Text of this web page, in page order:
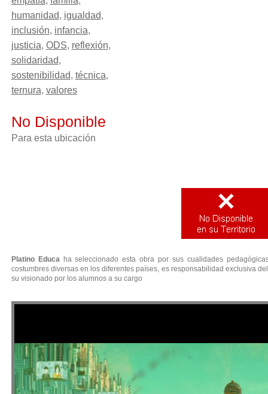
humanidad, igualdad,
inclusión, infancia,
justicia, ODS, reflexión,
solidaridad,
sostenibilidad, técnica,
ternura, valores
No Disponible
Para esta ubicación
Platino Educaha seleccionado esta obra por sus cualidades
costumbres diversas en los diferentes países, es responsabilidad exclusiva
su visionado por los alumnos a su cargo